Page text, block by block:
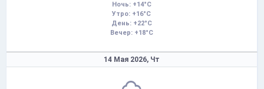
Ночь: +14°C
Утро: +16°C
День: +22°C
Вечер: +18°C
14 Мая 2026, Чт